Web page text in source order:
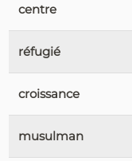
centre
réfugié
croissance
musulman